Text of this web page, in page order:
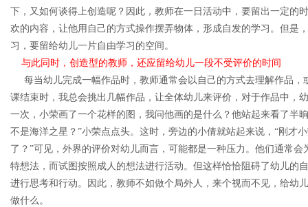
下，又如何谈得上创造呢？因此，教师在一日活动中，要留出一定的
欢的内容，让他用自己的方式操作摆弄物体，形成自发的学习。但是
习，要留给幼儿一片自由学习的空间。
与此同时，创造型的教师，还应留给幼儿一段不受评价的时间
每当幼儿完成一幅作品时，教师通常会以自己的方式去理解作品，
课结束时，我总会挑出几幅作品，让全体幼儿来评价，对于作品中，
一次，小荣画了一个花样的图，我问他画的是什么？他站起来看了半
不是海洋之星？”小荣点点头。这时，旁边的小倩就站起来说，“刚才
了？”可见，外界的评价对幼儿而言，可能都是一种压力。他们通常
特想法，而试图按照成人的想法进行活动。但这样恰恰阻碍了幼儿的
进行思考和行动。因此，教师不如做个局外人，来个视而不见，给幼
做什么。